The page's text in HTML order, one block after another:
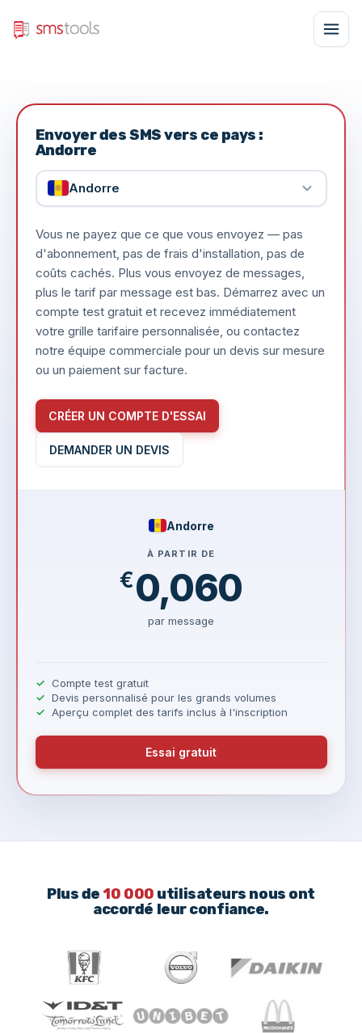
Plus de 10 000 utilisateurs nous ont
accordé leur confiance.
Envoyer des SMS vers ce pays :
Andorre
Andorre
Vous ne payez que ce que vous envoyez — pas
d'abonnement, pas de frais d'installation, pas de
coûts cachés. Plus vous envoyez de messages,
plus le tarif par message est bas. Démarrez avec un
compte test gratuit et recevez immédiatement
votre grille tarifaire personnalisée, ou contactez
notre équipe commerciale pour un devis sur mesure
ou un paiement sur facture.
CRÉER UN COMPTE D'ESSAI
DEMANDER UN DEVIS
Andorre
À PARTIR DE
€0,060
par message
Compte test gratuit
Devis personnalisé pour les grands volumes
Aperçu complet des tarifs inclus à l'inscription
Essai gratuit